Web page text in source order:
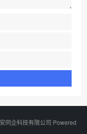
同企科技有限公司 Powered